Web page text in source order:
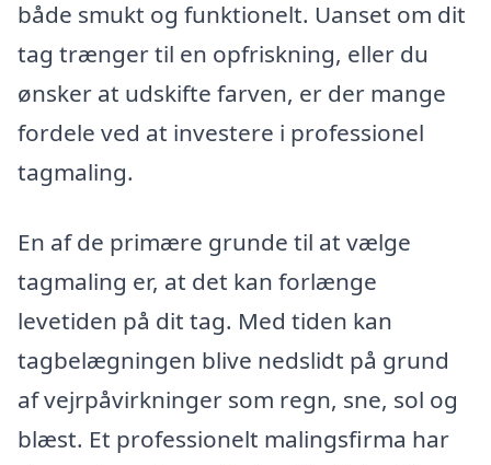
både smukt og funktionelt. Uanset om dit
tag trænger til en opfriskning, eller du
ønsker at udskifte farven, er der mange
fordele ved at investere i professionel
tagmaling.
En af de primære grunde til at vælge
tagmaling er, at det kan forlænge
levetiden på dit tag. Med tiden kan
tagbelægningen blive nedslidt på grund
af vejrpåvirkninger som regn, sne, sol og
blæst. Et professionelt malingsfirma har